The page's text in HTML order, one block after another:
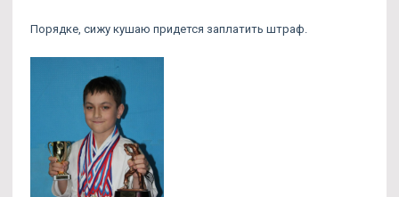
Порядке, сижу кушаю придется заплатить штраф.